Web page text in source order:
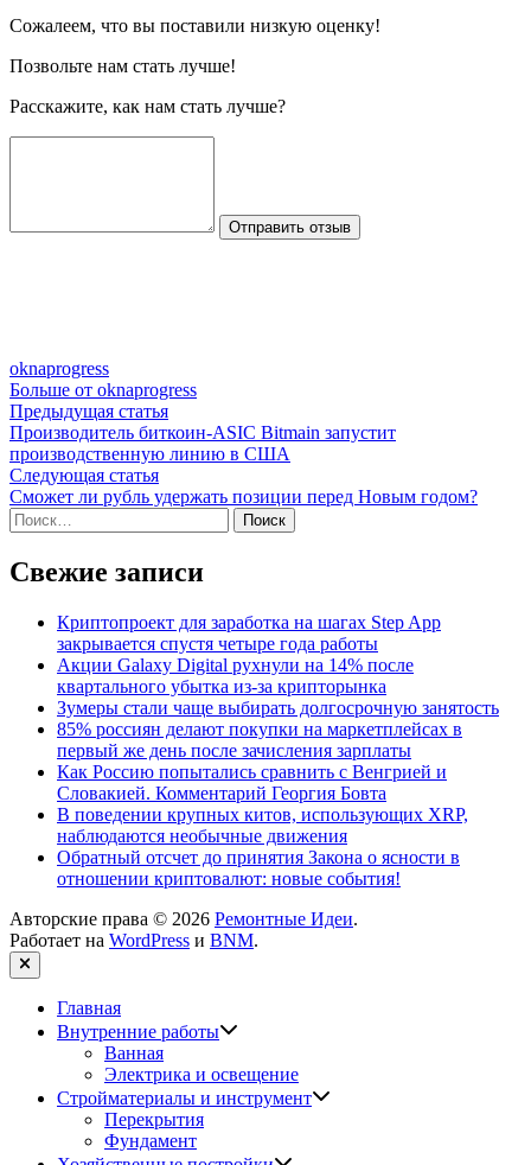
Сожалеем, что вы поставили низкую оценку!
Позвольте нам стать лучше!
Расскажите, как нам стать лучше?
Отправить отзыв
oknaprogress
Больше от oknaprogress
Навигация
по
записям
Предыдущая статьяПредыдущая
статья:
Производитель биткоин-ASIC Bitmain запустит
производственную линию в США
Следующая статьяСледующая
статья:
Сможет ли рубль удержать позиции перед Новым годом?
Найти:
Свежие записи
Криптопроект для заработка на шагах Step App
закрывается спустя четыре года работы
Акции Galaxy Digital рухнули на 14% после
квартального убытка из-за крипторынка
Зумеры стали чаще выбирать долгосрочную занятость
85% россиян делают покупки на маркетплейсах в
первый же день после зачисления зарплаты
Как Россию попытались сравнить с Венгрией и
Словакией. Комментарий Георгия Бовта
В поведении крупных китов, использующих XRP,
наблюдаются необычные движения
Обратный отсчет до принятия Закона о ясности в
отношении криптовалют: новые события!
Авторские права © 2026 Ремонтные Идеи.
Работает на WordPress и BNM.
Закрыть
Главная
Внутренние работы
Ванная
Электрика и освещение
Стройматериалы и инструмент
Перекрытия
Фундамент